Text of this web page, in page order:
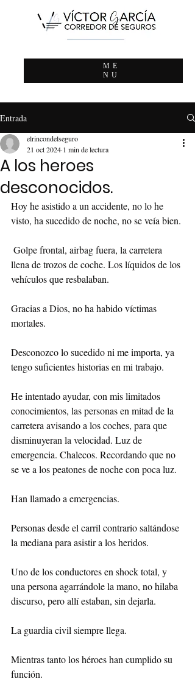
ME
NU
Entrada
A los heroes
desconocidos.
elrincondelseguro
21 oct 2024 1 min de lectura
Hoy he asistido a un accidente, no lo he
visto, ha sucedido de noche, no se veía bien.
llena de trozos de coche. Los líquidos de los
vehículos que resbalaban.
Gracias a Dios, no ha habido víctimas
mortales.
Desconozco lo sucedido ni me importa, ya
tengo suficientes historias en mi trabajo.
He intentado ayudar, con mis limitados
conocimientos, las personas en mitad de la
carretera avisando a los coches, para que
disminuyeran la velocidad. Luz de
emergencia. Chalecos. Recordando que no
se ve a los peatones de noche con poca luz.
Han llamado a emergencias.
Personas desde el carril contrario saltándose
la mediana para asistir a los heridos.
Uno de los conductores en shock total, y
una persona agarrándole la mano, no hilaba
discurso, pero allí estaban, sin dejarla.
La guardia civil siempre llega.
Mientras tanto los héroes han cumplido su
función.